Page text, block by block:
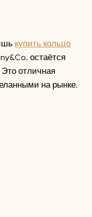
купить кольцо
остаётся
отличная
на рынке.